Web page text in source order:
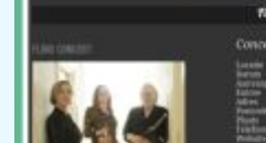
Brio